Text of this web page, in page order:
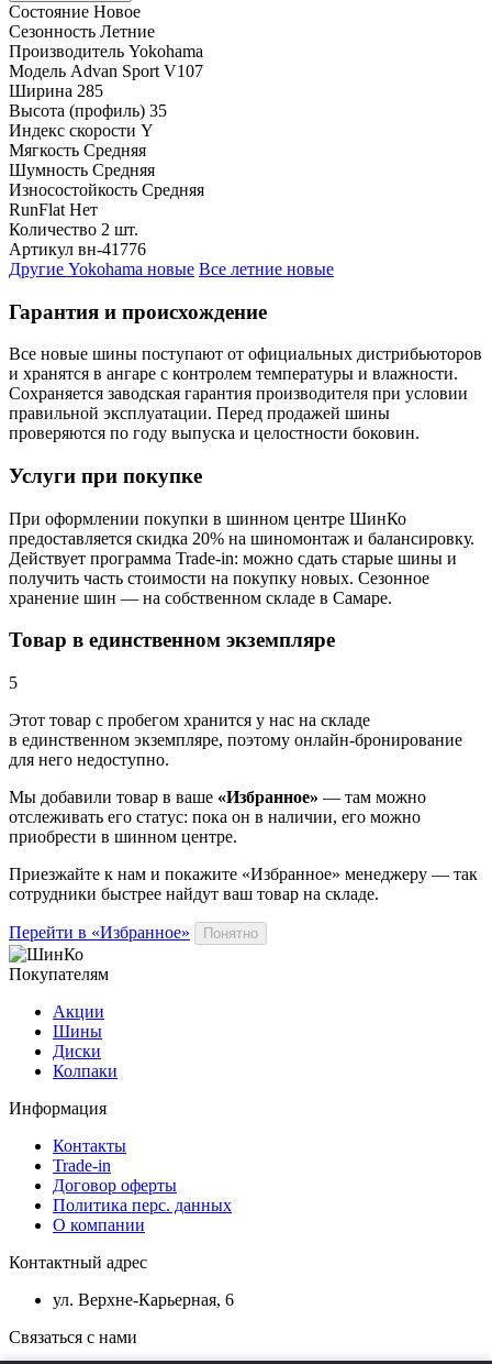
Состояние Новое
Сезонность Летние
Производитель Yokohama
Модель Advan Sport V107
Ширина 285
Высота (профиль) 35
Индекс скорости Y
Мягкость Средняя
Шумность Средняя
Износостойкость Средняя
RunFlat Нет
Количество 2 шт.
Артикул вн-41776
Другие Yokohama новые Все летние новые
Гарантия и происхождение
Все новые шины поступают от официальных дистрибьюторов
и хранятся в ангаре с контролем температуры и влажности.
Сохраняется заводская гарантия производителя при условии
правильной эксплуатации. Перед продажей шины
проверяются по году выпуска и целостности боковин.
Услуги при покупке
При оформлении покупки в шинном центре ШинКо
предоставляется скидка 20% на шиномонтаж и балансировку.
Действует программа Trade-in: можно сдать старые шины и
получить часть стоимости на покупку новых. Сезонное
хранение шин — на собственном складе в Самаре.
Товар в единственном экземпляре
5
Этот товар с пробегом хранится у нас на складе
в единственном экземпляре, поэтому онлайн-бронирование
для него недоступно.
Мы добавили товар в ваше «Избранное» — там можно
отслеживать его статус: пока он в наличии, его можно
приобрести в шинном центре.
Приезжайте к нам и покажите «Избранное» менеджеру — так
сотрудники быстрее найдут ваш товар на складе.
Перейти в «Избранное» Понятно
Покупателям
Акции
Шины
Диски
Колпаки
Информация
Контакты
Trade-in
Договор оферты
Политика перс. данных
О компании
Контактный адрес
ул. Верхне-Карьерная, 6
Связаться с нами